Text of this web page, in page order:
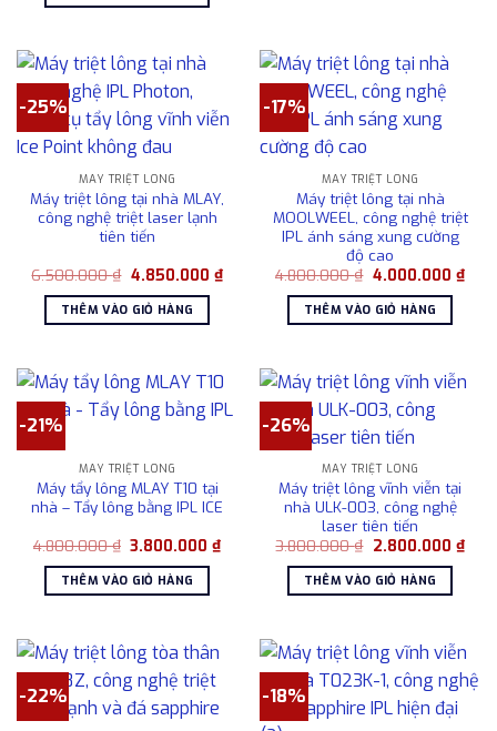
-25%
MÁY TRIỆT LÔNG
Máy triệt lông tại nhà MLAY,
công nghệ triệt laser lạnh
tiên tiến
6.500.000₫ Giá
là:
6.500.000 ₫.
4.850.000 ₫Giá
hiện
4.850.000 ₫.
THÊM VÀO GIỎ HÀNG
-17%
MÁY TRIỆT LÔNG
Máy triệt lông tại nhà
MOOLWEEL, công nghệ triệt
IPL ánh sáng xung cường
độ cao
4.800.000₫ Giá
là:
4.800.000 ₫.
4.000.000 ₫Giá
hiện
THÊM VÀO GIỎ HÀNG
-21%
MÁY TRIỆT LÔNG
Máy tẩy lông MLAY T10 tại
nhà – Tẩy lông bằng IPL ICE
4.800.000₫ Giá
là:
4.800.000 ₫.
3.800.000₫Giá
hiện
3.800.000 ₫.
THÊM VÀO GIỎ HÀNG
-26%
MÁY TRIỆT LÔNG
Máy triệt lông vĩnh viễn tại
nhà ULK-003, công nghệ
laser tiên tiến
3.800.000₫ Giá
là:
3.800.000 ₫.
2.800.000 ₫Giá
hiện
THÊM VÀO GIỎ HÀNG
-22% -18%